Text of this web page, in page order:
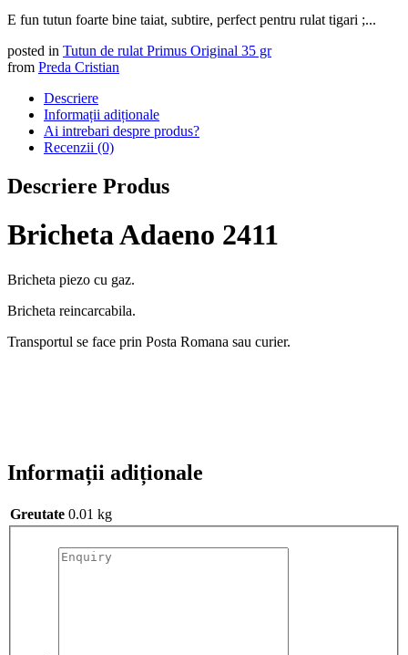
E fun tutun foarte bine taiat, subtire, perfect pentru rulat tigari ;...
posted in Tutun de rulat Primus Original 35 gr
from Preda Cristian
Descriere
Informații adiționale
Ai intrebari despre produs?
Recenzii (0)
Descriere Produs
Bricheta Adaeno 2411
Bricheta piezo cu gaz.
Bricheta reincarcabila.
Transportul se face prin Posta Romana sau curier.
Informații adiționale
Greutate 0.01 kg